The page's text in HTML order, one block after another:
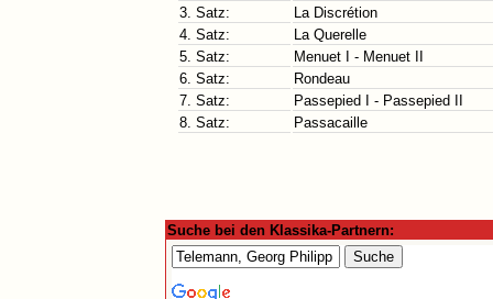
3. Satz:
La Discrétion
4. Satz:
La Querelle
5. Satz:
Menuet I - Menuet II
6. Satz:
Rondeau
7. Satz:
Passepied I - Passepied II
8. Satz:
Passacaille
Suche bei den Klassika-Partnern: